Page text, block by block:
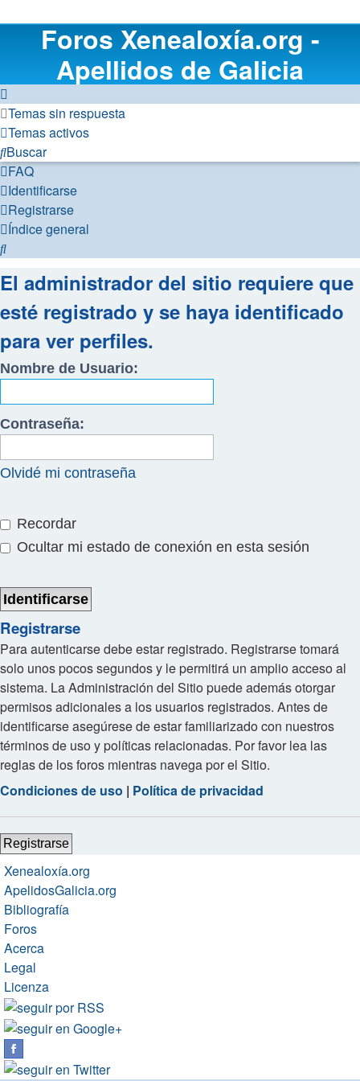
Foros Xenealoxía.org -
Apellidos de Galicia
Temas sin respuesta
Temas activos
Buscar
FAQ
Identificarse
Registrarse
Índice general
Buscar
El administrador del sitio requiere que
esté registrado y se haya identificado
para ver perfiles.
Nombre de Usuario:
Contraseña:
Olvidé mi contraseña
Recordar
Ocultar mi estado de conexión en esta sesión
Registrarse
Para autenticarse debe estar registrado. Registrarse tomará
solo unos pocos segundos y le permitirá un amplio acceso al
sistema. La Administración del Sitio puede además otorgar
permisos adicionales a los usuarios registrados. Antes de
identificarse asegúrese de estar familiarizado con nuestros
términos de uso y políticas relacionadas. Por favor lea las
reglas de los foros mientras navega por el Sitio.
Condiciones de uso | Política de privacidad
Registrarse
Xenealoxía.org
ApelidosGalicia.org
Bibliografía
Foros
Acerca
Legal
Licenza